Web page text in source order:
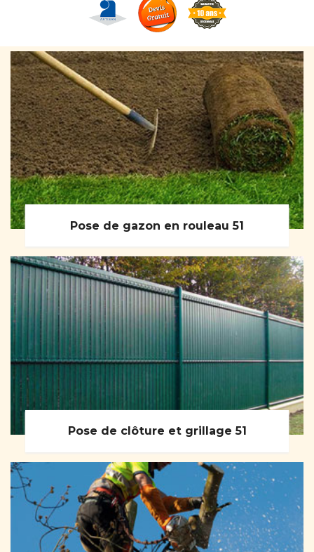
Pose de gazon en rouleau 51
Pose de clôture et grillage 51